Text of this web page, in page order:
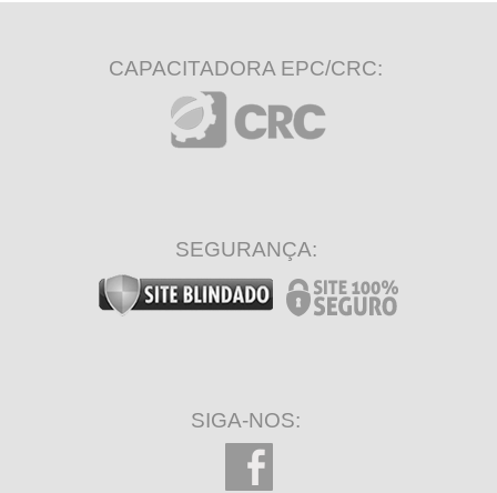
CAPACITADORA EPC/CRC:
SEGURANÇA:
SIGA-NOS: